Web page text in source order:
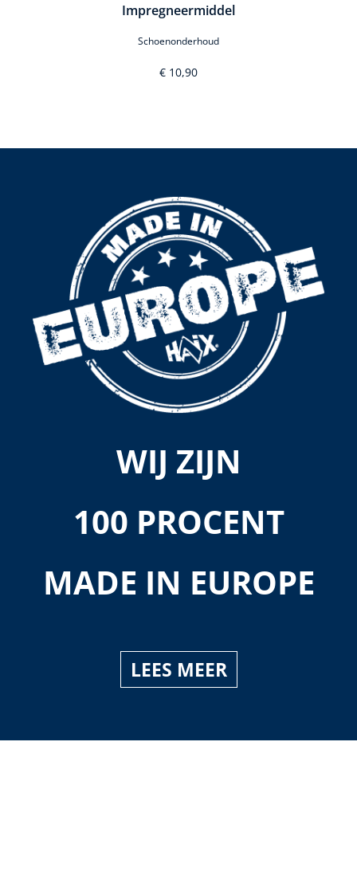
Impregneermiddel
Schoenonderhoud
€ 10,90
WIJ ZIJN
100 PROCENT
MADE IN EUROPE
LEES MEER